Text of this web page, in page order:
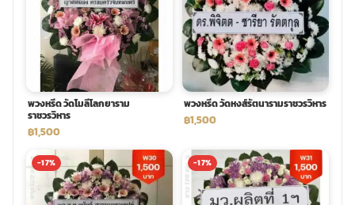
พวงหรีด วัดโมลีโลกยาราม
ราชวรวิหาร
฿1,500
พวงหรีด วัดหงส์รัตนารามราชวรวิหาร
฿1,500
-17% -17%